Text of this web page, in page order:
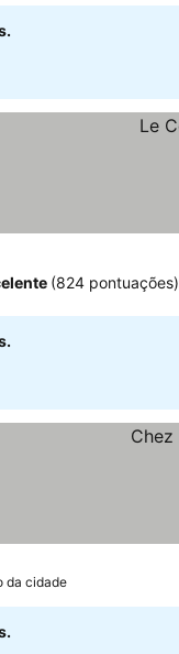
(824 pontuações)
da cidade